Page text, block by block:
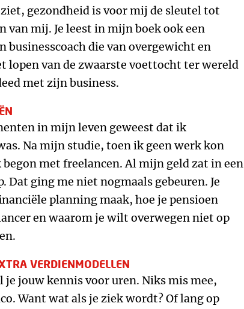
gezondheid is voor mij de sleutel tot
van mij. Je leest in mijn boek ook een
businesscoach die van overgewicht en
lopen van de zwaarste voettocht ter wereld
met zijn business.
in mijn leven geweest dat ik
Na mijn studie, toen ik geen werk kon
met freelancen. Al mijn geld zat in een
Dat ging me niet nogmaals gebeuren. Je
planning maak, hoe je pensioen
en waarom je wilt overwegen niet op
VERDIENMODELLEN
je jouw kennis voor uren. Niks mis mee,
Want wat als je ziek wordt? Of lang op